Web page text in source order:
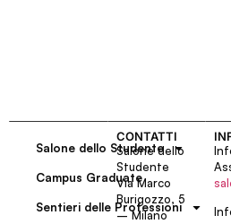
Salone dello Studente
Campus Graduate
Sentieri delle Professioni
CONTATTI
Salone dello
Studente
Via Marco
Burigozzo, 5
– Milano